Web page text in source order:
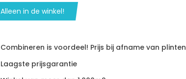
Alleen in de winkel!
Combineren is voordeel! Prijs bij afname van plinten
Laagste prijsgarantie